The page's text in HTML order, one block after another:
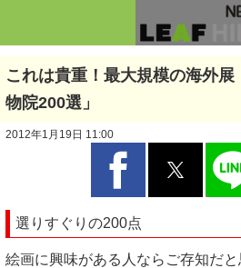
これは貴重！最大規模の海外
物院200選」
2012年1月19日 11:00
選りすぐりの200点
絵画に興味がある人ならご存知だ